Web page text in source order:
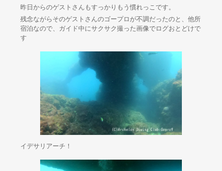
昨日からのゲストさんもすっかりもう慣れっこです。
残念ながらそのゲストさんのゴープロが不調だったのと、他所
宿泊なので、ガイド中にサクサク撮った画像でログおとどけで
す
イデサリアーチ！